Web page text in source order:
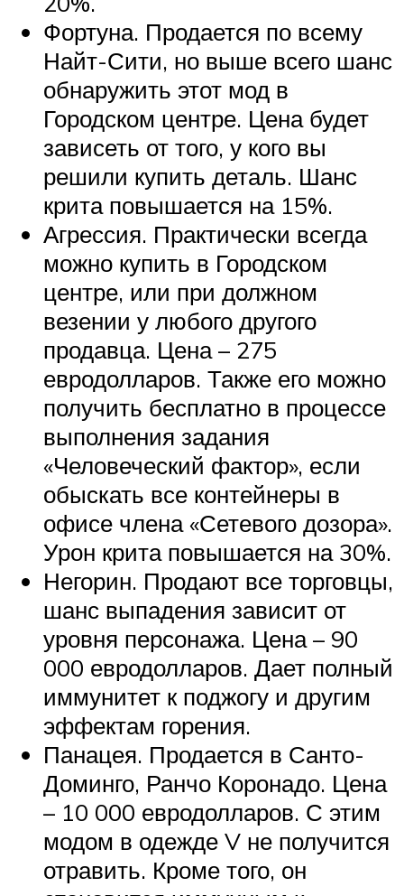
Фортуна. Продается по всему
Найт-Сити, но выше всего шанс
обнаружить этот мод в
Городском центре. Цена будет
зависеть от того, у кого вы
решили купить деталь. Шанс
крита повышается на 15%.
Агрессия. Практически всегда
можно купить в Городском
центре, или при должном
везении у любого другого
продавца. Цена – 275
евродолларов. Также его можно
получить бесплатно в процессе
выполнения задания
«Человеческий фактор», если
обыскать все контейнеры в
офисе члена «Сетевого дозора».
Урон крита повышается на 30%.
Негорин. Продают все торговцы,
шанс выпадения зависит от
уровня персонажа. Цена – 90
000 евродолларов. Дает полный
иммунитет к поджогу и другим
эффектам горения.
Панацея. Продается в Санто-
Доминго, Ранчо Коронадо. Цена
– 10 000 евродолларов. С этим
модом в одежде V не получится
отравить. Кроме того, он